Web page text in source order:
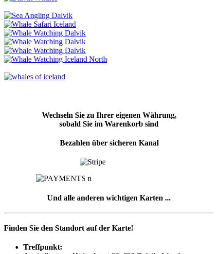
Wechseln Sie zu Ihrer eigenen Währung,
sobald Sie im Warenkorb sind
Bezahlen über sicheren Kanal
Und alle anderen wichtigen Karten ...
Finden Sie den Standort auf der Karte!
Treffpunkt: